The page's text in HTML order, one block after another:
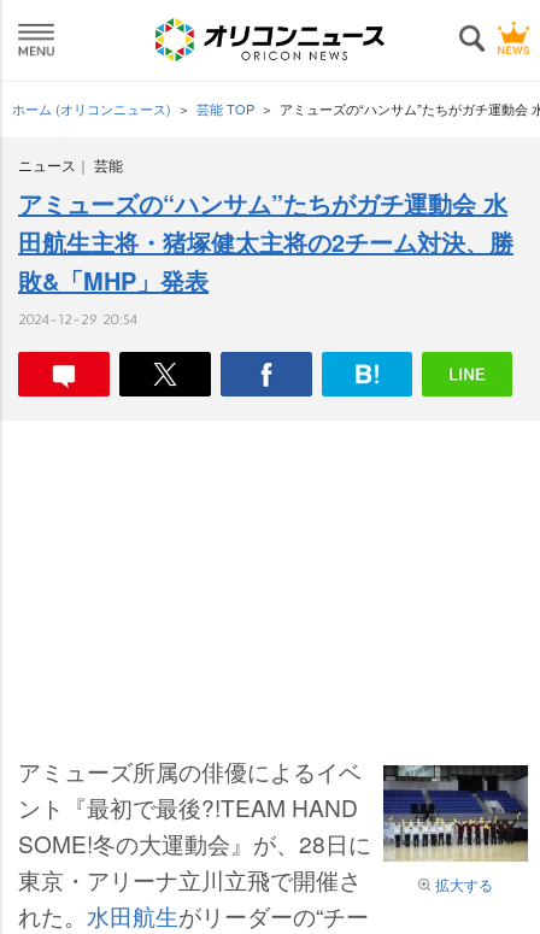
ホーム (オリコンニュース) 芸能 TOP アミューズの“ハンサム”たちがガチ運動
ニュース 芸能
アミューズの“ハンサム”たちがガチ運動会 水
田航生主将・猪塚健太主将の2チーム対決、勝
敗&「MHP」発表
2024-12-29 20:54
拡大する
アミューズ所属の俳優によるイベ
ント『最初で最後?!TEAM HAND
SOME!冬の大運動会』が、28日に
東京・アリーナ立川立飛で開催さ
れた。 水田航生がリーダーの“チー